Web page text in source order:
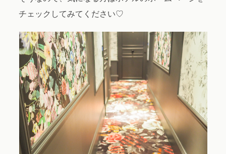
チェックしてみてください♡